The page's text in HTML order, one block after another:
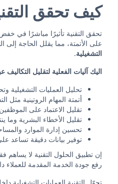
كيف تحقق
تحقق التقنية تأثيرًا مباشرًا في
على الأتمتة، مما يقلل الحاجة
التشغيلية.
اليك آليات الفعلية لتقليل التكاليف
تحليل العمليات التشغيلية
أتمتة المهام الروتينية مثل
تقليل الاعتماد على
تقليل الأخطاء البشرية وما
تحسين إدارة الموارد
توفير بيانات دقيقة تساعد
إن تطبيق الحلول التقنية لا
رفع جودة الخدمة المقدمة للعملاء